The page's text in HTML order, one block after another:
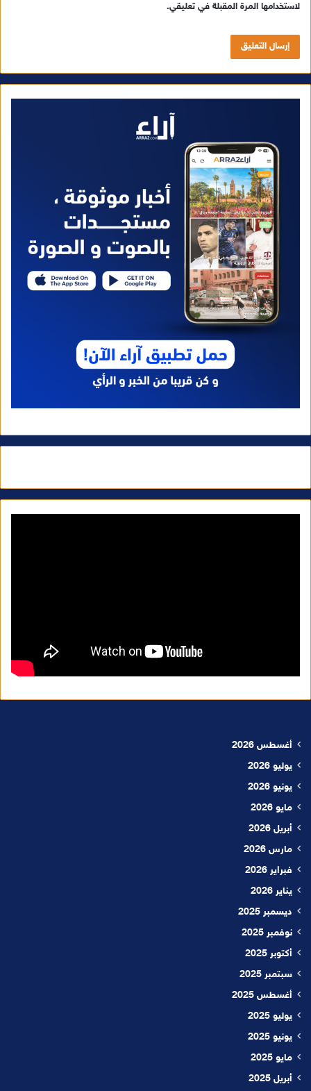
لاستخدامها المرة المقبلة في تعليقي.
أغسطس 2026
يوليو 2026
يونيو 2026
مايو 2026
أبريل 2026
مارس 2026
فبراير 2026
يناير 2026
ديسمبر 2025
نوفمبر 2025
أكتوبر 2025
سبتمبر 2025
أغسطس 2025
يوليو 2025
يونيو 2025
مايو 2025
أبريل 2025